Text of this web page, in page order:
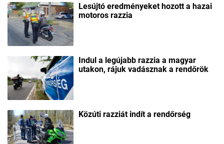
Lesújtó eredményeket hozott a hazai
motoros razzia
Indul a legújabb razzia a magyar
utakon, rájuk vadásznak a rendőrök
Közúti razziát indít a rendőrség